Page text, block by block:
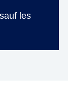
les